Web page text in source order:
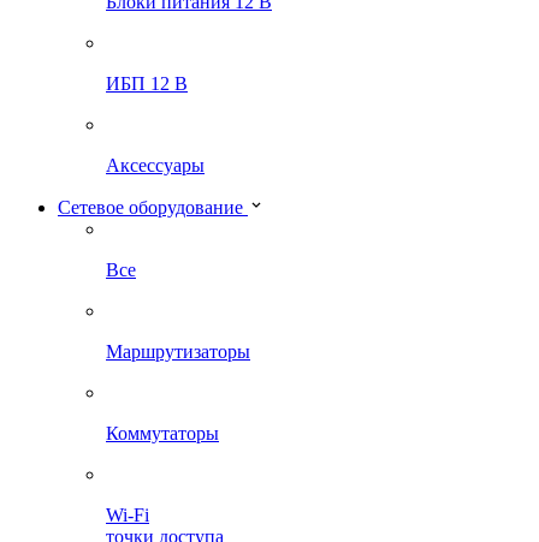
ИБП 12 В
Аксессуары
Сетевое оборудование
Все
Маршрутизаторы
Коммутаторы
Wi-Fi
точки доступа